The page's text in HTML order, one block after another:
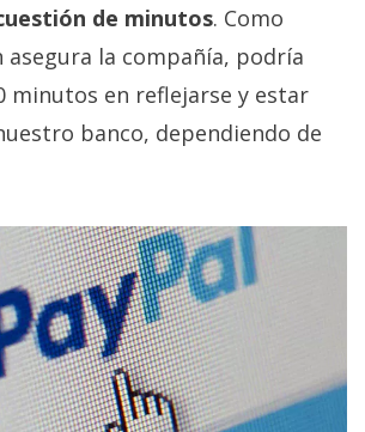
de minutos. Como
asegura la compañía, podría
minutos en reflejarse y estar
banco, dependiendo de